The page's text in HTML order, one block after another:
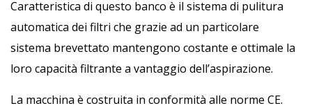
Caratteristica di questo banco è il sistema di pulitura
automatica dei filtri che grazie ad un particolare
sistema brevettato mantengono costante e ottimale la
loro capacità filtrante a vantaggio dell’aspirazione.
La macchina è costruita in conformità alle norme CE.